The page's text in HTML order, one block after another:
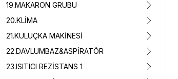
19.MAKARON GRUBU
20.KLİMA
21.KULUÇKA MAKİNESİ
22.DAVLUMBAZ&ASPİRATÖR
23.ISITICI REZİSTANS 1